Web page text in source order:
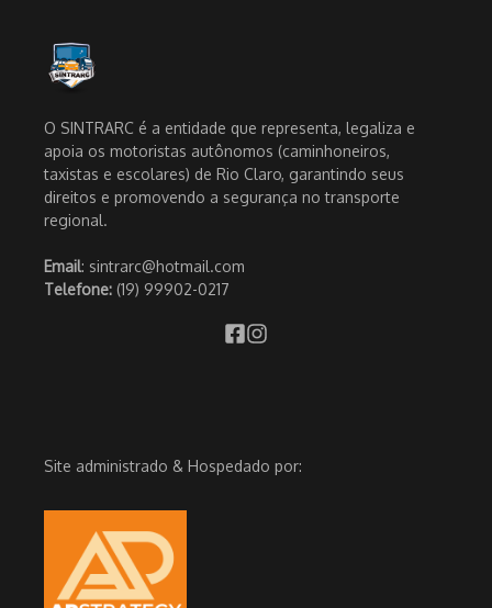
O SINTRARC é a entidade que representa, legaliza e
apoia os motoristas autônomos (caminhoneiros,
taxistas e escolares) de Rio Claro, garantindo seus
direitos e promovendo a segurança no transporte
regional.
Email: sintrarc@hotmail.com
Telefone: (19) 99902-0217
Site administrado & Hospedado por: